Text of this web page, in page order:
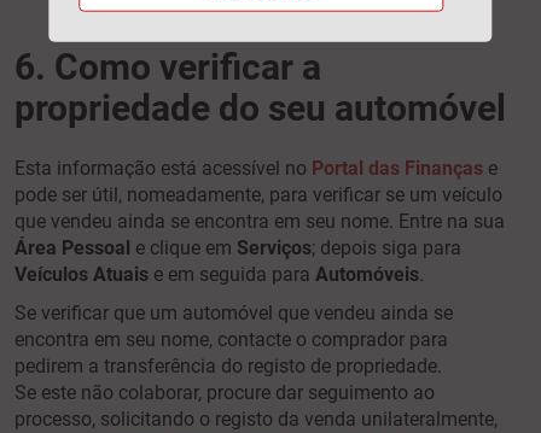
6. Como verificar a
propriedade do seu automóvel
Esta informação está acessível no Portal das Finanças e
pode ser útil, nomeadamente, para verificar se um veículo
que vendeu ainda se encontra em seu nome. Entre na sua
Área Pessoal e clique em Serviços; depois siga para
Veículos Atuais e em seguida para Automóveis.
Se verificar que um automóvel que vendeu ainda se
encontra em seu nome, contacte o comprador para
pedirem a transferência do registo de propriedade.
Se este não colaborar, procure dar seguimento ao
processo, solicitando o registo da venda unilateralmente,